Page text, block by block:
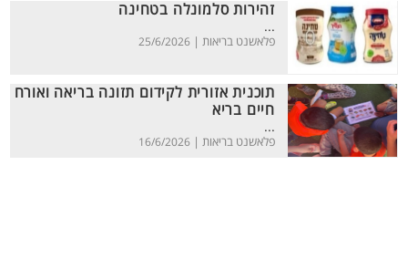
זהירות סלמונלה בטחינה
...
פלאשנט בריאות | 25/6/2026
תוכנית אזורית לקידום תזונה בריאה ואורח
חיים בריא
...
פלאשנט בריאות | 16/6/2026